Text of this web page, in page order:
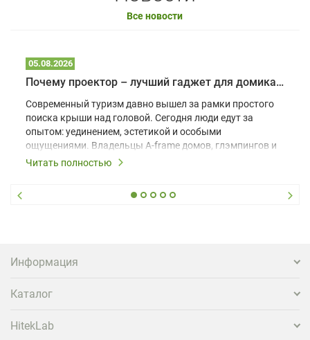
Все новости
05.08.2026
Почему проектор – лучший гаджет для домика в глэмпинге
Современный туризм давно вышел за рамки простого
поиска крыши над головой. Сегодня люди едут за
опытом: уединением, эстетикой и особыми
ощущениями. Владельцы A-frame домов, глэмпингов и
шале понимают, что конкуренция растет, и
вернуться и поделиться впечатлениями в соцсетях,
проектора.
Читать полностью
Информация
Каталог
HitekLab